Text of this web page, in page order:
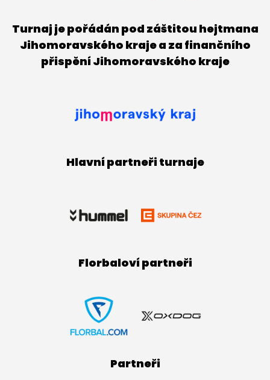
Turnaj je pořádán pod záštitou hejtmana
Jihomoravského kraje a za finančního
přispění Jihomoravského kraje
Hlavní partneři turnaje
Florbaloví partneři
Partneři